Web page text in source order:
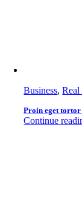
Business,Real
Proin eget tortor
Continue